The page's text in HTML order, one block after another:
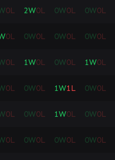
0L 2W0L 0W0L 0W0L
0L 0W0L 0W0L 0W0L
0L 1W0L 0W0L 1W0L
0L 0W0L 1W1L 0W0L
0L 0W0L 1W0L 0W0L
0L 0W0L 0W0L 0W0L